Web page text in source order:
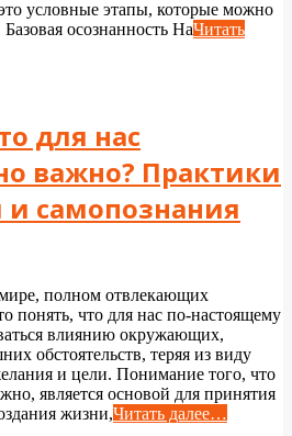
условные этапы, которые можно
осознанность НаЧитать
для нас
важно? Практики
и самопознания
полном отвлекающих
понять, что для нас по-настоящему
влиянию окружающих,
обстоятельств, теряя из виду
и цели. Понимание того, что
является основой для принятия
жизни,Читать далее…